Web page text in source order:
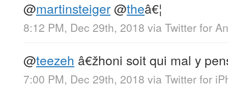
@martinsteiger@theâ€¦
8:12 PM, Dec 29th, 2018 via Twitter for
@teezeh â€žhoni soit qui mal y
7:00 PM, Dec 29th, 2018 via Twitter for